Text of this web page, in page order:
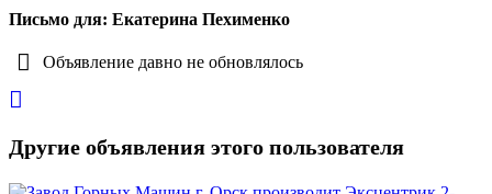
Письмо для: Екатерина Пехименко
Объявление давно не обновлялось
Другие объявления этого пользователя